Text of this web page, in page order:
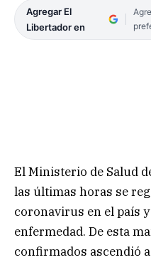
Agregar El
Libertador en
El Ministerio de Salud
las últimas horas se
coronavirus en el país
enfermedad. De esta
confirmados ascendió